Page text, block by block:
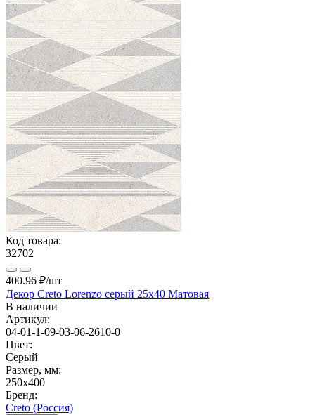
Код товара:
32702
400.96 ₽/шт
Декор Creto Lorenzo серый 25x40 Матовая
В наличии
Артикул:
04-01-1-09-03-06-2610-0
Цвет:
Серый
Размер, мм:
250x400
Бренд:
Creto (Россия)